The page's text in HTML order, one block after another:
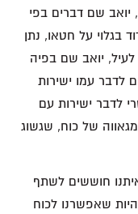
יואב שם דברים בפי
דוד בגלוי על חטאו, נתן
(יב 1–4); בסיפור לעיל, יואב שם בפיה
לדבר עמו ישירות
לדבר ישירות עם
של כוח, שגשוג
חוששים לשתף
שאפשרנו לכוח